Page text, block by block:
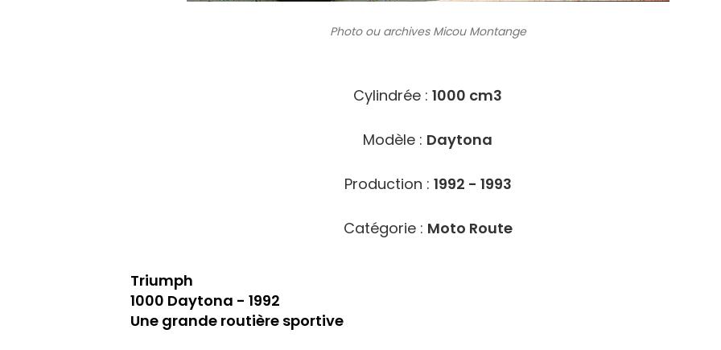
Photo ou archivesMicou Montange
Cylindrée : 1000 cm3
Modèle : Daytona
Production : 1992 - 1993
Catégorie : Moto Route
Triumph
1000 Daytona - 1992
Une grande routière sportive